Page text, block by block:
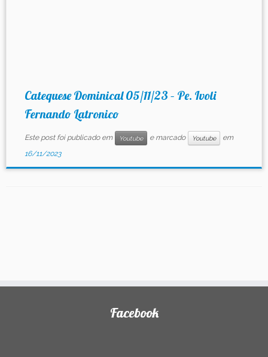
Catequese Dominical 05/11/23 – Pe. Ivoli
Fernando Latronico
Este post foi publicado em Youtube e marcado Youtube
em
16/11/2023
Facebook